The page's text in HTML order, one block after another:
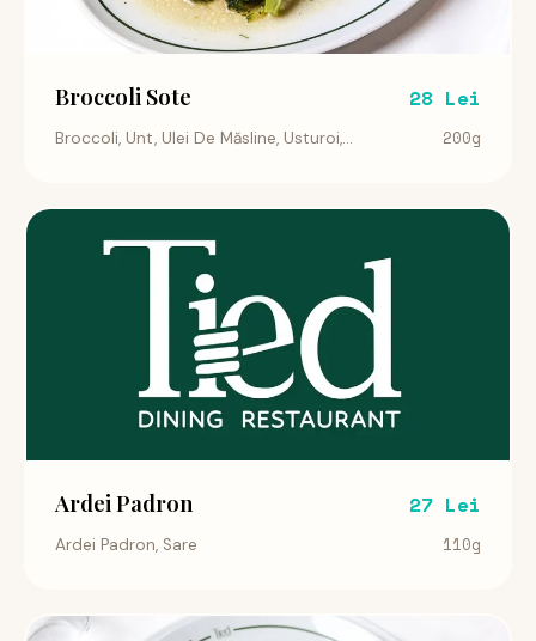
Broccoli Sote 28 Lei
Broccoli, Unt, Ulei De Măsline, Usturoi,... 200g
Ardei Padron 27 Lei
Ardei Padron, Sare 110g